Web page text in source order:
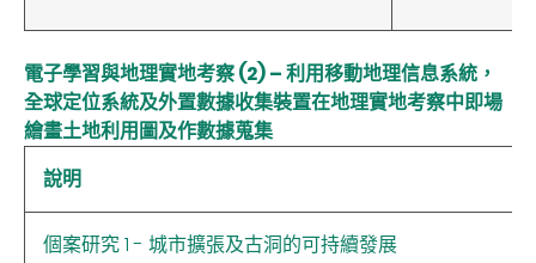
電子學習與地理實地考察 (2) – 利用移動地理信息系統，
全球定位系統及外置數據收集裝置在地理實地考察中即場
繪畫土地利用圖及作數據蒐集
說明
個案研究 1 - 城市擴張及古洞的可持續發展